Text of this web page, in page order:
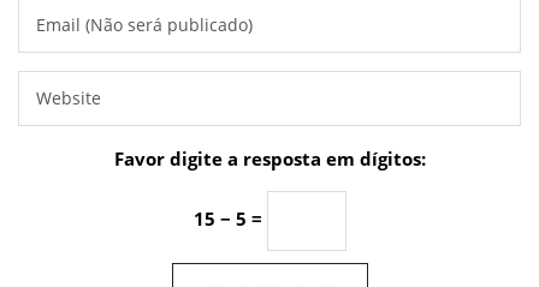
Favor digite a resposta em dígitos:
15 − 5 =